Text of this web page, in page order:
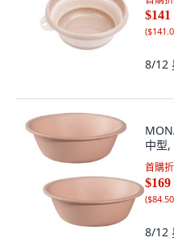
$141
(
8/12
中型
首購
$169
(
8/12